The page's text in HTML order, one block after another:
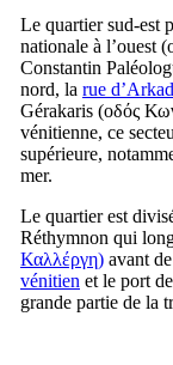
Le quartier sud-est
nationale à l’ouest (
Constantin
nord, la rue
Gérakaris (οδός
vénitienne, ce
supérieure,
mer.
Le quartier est
Réthymnon qui
Καλλέργη) avant
vénitien et le port
grande partie de la